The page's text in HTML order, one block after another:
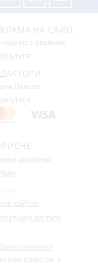
НА САЙТІ
з реклами
Павлов
компаній
сайтом
доступу
етики
Комісією з